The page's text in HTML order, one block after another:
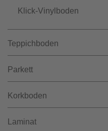
Klick-Vinylboden
Teppichboden
Parkett
Korkboden
Laminat